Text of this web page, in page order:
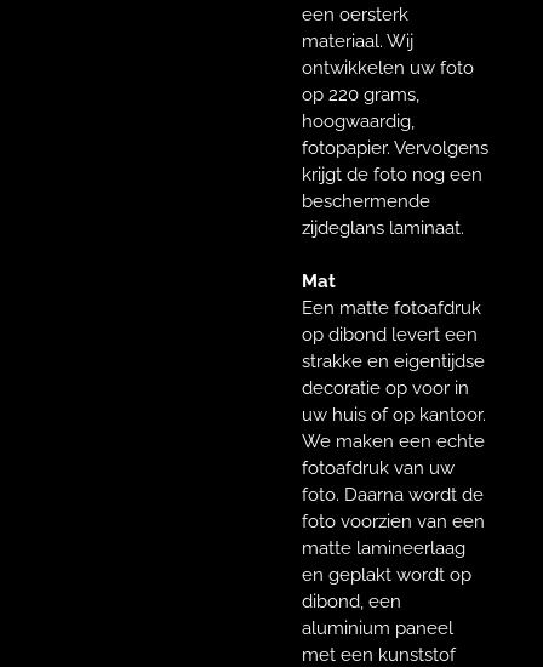
een oersterk
materiaal. Wij
ontwikkelen uw foto
op 220 grams,
hoogwaardig,
fotopapier. Vervolgens
krijgt de foto nog een
beschermende
zijdeglans laminaat.
Mat
Een matte fotoafdruk
op dibond levert een
strakke en eigentijdse
decoratie op voor in
uw huis of op kantoor.
We maken een echte
fotoafdruk van uw
foto. Daarna wordt de
foto voorzien van een
matte lamineerlaag
en geplakt wordt op
dibond, een
aluminium paneel
met een kunststof